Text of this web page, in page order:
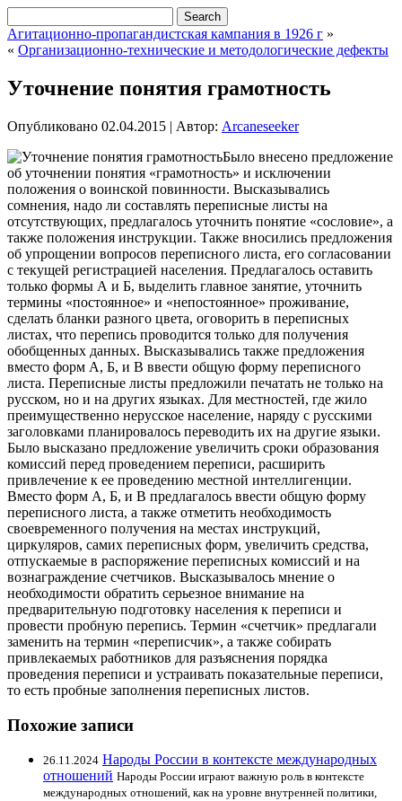
Агитационно-пропагандистская кампания в 1926 г »
« Организационно-технические и методологические дефекты
Уточнение понятия грамотность
Опубликовано 02.04.2015 | Автор: Arcaneseeker
Было внесено предложение
об уточнении понятия «грамотность» и исключении
положения о воинской повинности. Высказывались
сомнения, надо ли составлять переписные листы на
отсутствующих, предлагалось уточнить понятие «сословие», а
также положения инструкции. Также вносились предложения
об упрощении вопросов переписного листа, его согласовании
с текущей регистрацией населения. Предлагалось оставить
только формы А и Б, выделить главное занятие, уточнить
термины «постоянное» и «непостоянное» проживание,
сделать бланки разного цвета, оговорить в переписных
листах, что перепись проводится только для получения
обобщенных данных. Высказывались также предложения
вместо форм А, Б, и В ввести общую форму переписного
листа. Переписные листы предложили печатать не только на
русском, но и на других языках. Для местностей, где жило
преимущественно нерусское население, наряду с русскими
заголовками планировалось переводить их на другие языки.
Было высказано предложение увеличить сроки образования
комиссий перед проведением переписи, расширить
привлечение к ее проведению местной интеллигенции.
Вместо форм А, Б, и В предлагалось ввести общую форму
переписного листа, а также отметить необходимость
своевременного получения на местах инструкций,
циркуляров, самих переписных форм, увеличить средства,
отпускаемые в распоряжение переписных комиссий и на
вознаграждение счетчиков. Высказывалось мнение о
необходимости обратить серьезное внимание на
предварительную подготовку населения к переписи и
провести пробную перепись. Термин «счетчик» предлагали
заменить на термин «переписчик», а также собирать
привлекаемых работников для разъяснения порядка
проведения переписи и устраивать показательные переписи,
то есть пробные заполнения переписных листов.
Похожие записи
26.11.2024 Народы России в контексте международных
отношений Народы России играют важную роль в контексте
международных отношений, как на уровне внутренней политики,